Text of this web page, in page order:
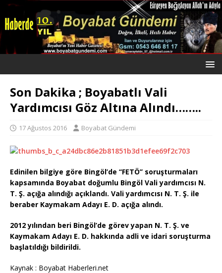
Son Dakika ; Boyabatlı Vali
Yardımcısı Göz Altına Alındı……..
17 Ağustos 2016 Boyabat Gündemi
Edinilen bilgiye göre Bingöl’de ‘‘FETÖ’’ soruşturmaları
kapsamında Boyabat doğumlu Bingöl Vali yardımcısı N.
T. Ş. açığa alındığı açıklandı. Vali yardımcısı N. T. Ş. ile
beraber Kaymakam Adayı E. D. açığa alındı.
2012 yılından beri Bingöl’de görev yapan N. T. Ş. ve
Kaymakam Adayı E. D. hakkında adli ve idari soruşturma
başlatıldığı bildirildi.
Kaynak : Boyabat Haberleri.net